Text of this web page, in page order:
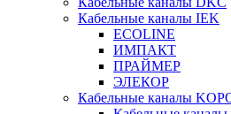
Кабельные каналы IEK
ECOLINE
ИМПАКТ
ПРАЙМЕР
ЭЛЕКОР
Кабельные каналы